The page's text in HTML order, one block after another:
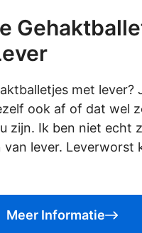
met lever?
ook af of dat wel
zijn. Ik ben niet echt
van lever. Leverworst
Meer Informatie